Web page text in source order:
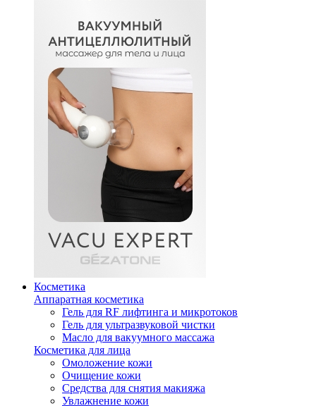
Косметика
Аппаратная косметика
Гель для RF лифтинга и микротоков
Гель для ультразвуковой чистки
Масло для вакуумного массажа
Косметика для лица
Омоложение кожи
Очищение кожи
Средства для снятия макияжа
Увлажнение кожи